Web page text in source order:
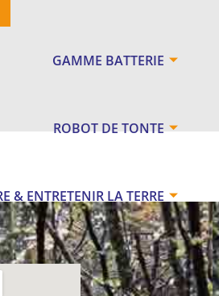
GAMME BATTERIE
ROBOT DE TONTE
& ENTRETENIR LA TERRE